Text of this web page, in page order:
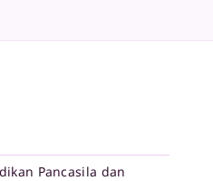
Pancasila dan